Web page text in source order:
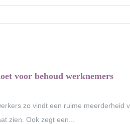
voor behoud werknemers
zo vindt een ruime
zien. Ook zegt een...